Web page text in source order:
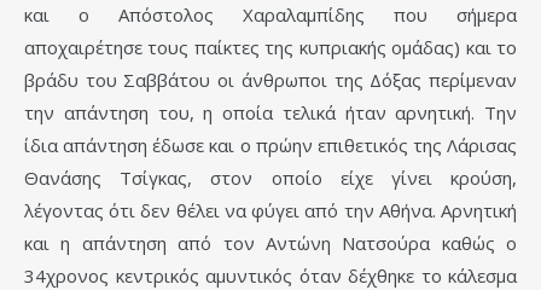
και ο Απόστολος Χαραλαμπίδης που σήμερα
αποχαιρέτησε τους παίκτες της κυπριακής ομάδας) και το
βράδυ του Σαββάτου οι άνθρωποι της Δόξας περίμεναν
την απάντηση του, η οποία τελικά ήταν αρνητική. Την
ίδια απάντηση έδωσε και ο πρώην επιθετικός της Λάρισας
Θανάσης Τσίγκας, στον οποίο είχε γίνει κρούση,
λέγοντας ότι δεν θέλει να φύγει από την Αθήνα. Αρνητική
και η απάντηση από τον Αντώνη Νατσούρα καθώς ο
34χρονος κεντρικός αμυντικός όταν δέχθηκε το κάλεσμα